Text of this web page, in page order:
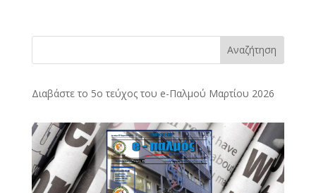
Αναζήτηση
Διαβάστε το 5ο τεύχος του e-Παλμού Μαρτίου 2026